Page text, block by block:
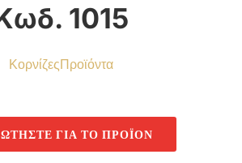
1015
ΚορνίζεςΠροϊόντα
ΓΙΑ ΤΟ ΠΡΟΪΌΝ